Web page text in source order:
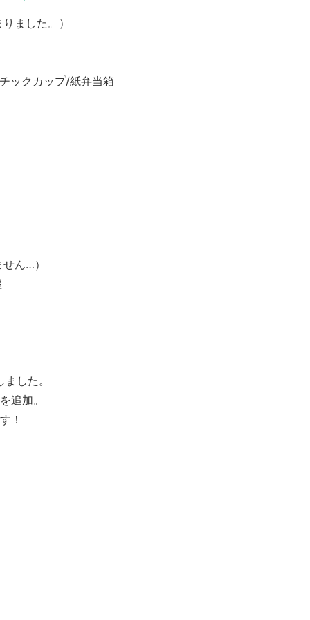
ました。）
ックカップ/紙弁当箱
ん…）
した。
追加。
！